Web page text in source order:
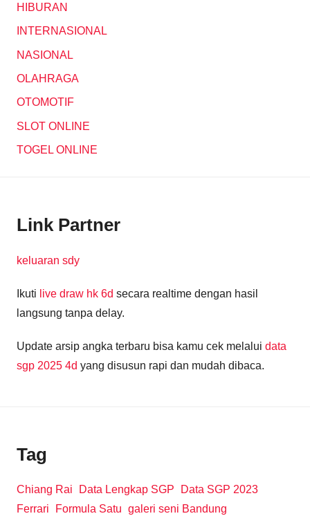
HIBURAN
INTERNASIONAL
NASIONAL
OLAHRAGA
OTOMOTIF
SLOT ONLINE
TOGEL ONLINE
Link Partner
keluaran sdy
Ikuti live draw hk 6d secara realtime dengan hasil
langsung tanpa delay.
Update arsip angka terbaru bisa kamu cek melalui data
sgp 2025 4d yang disusun rapi dan mudah dibaca.
Tag
Chiang Rai Data Lengkap SGP
Data SGP 2023
Ferrari
Formula Satu galeri seni Bandung